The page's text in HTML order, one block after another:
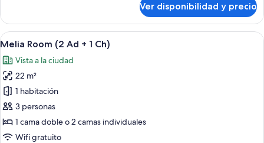
Room
Ria
View
Ver disponibilidad y precio
Ver
todas
las
fotos
de
Melia
Room
(2
Habitación de hotel con dos camas,
7
Melia Room (2 Ad + 1 Ch)
Vista a la ciudad
22 m²
1 habitación
3 personas
1 cama doble o 2 camas individuales
Wifi gratuito